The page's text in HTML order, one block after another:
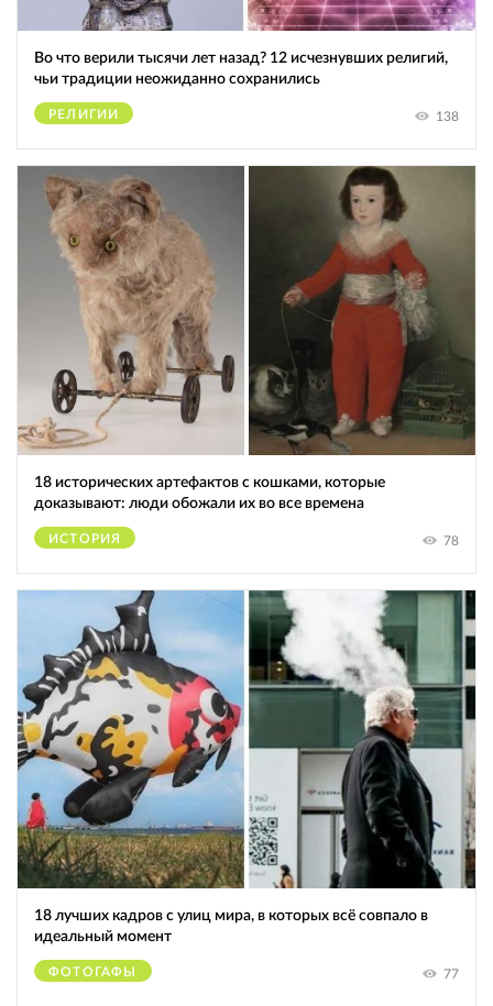
Во что верили тысячи лет назад? 12 исчезнувших религий,
чьи традиции неожиданно сохранились
РЕЛИГИИ 138
18 исторических артефактов с кошками, которые
доказывают: люди обожали их во все времена
ИСТОРИЯ 78
18 лучших кадров с улиц мира, в которых всё совпало в
идеальный момент
ФОТОГАФЫ 77